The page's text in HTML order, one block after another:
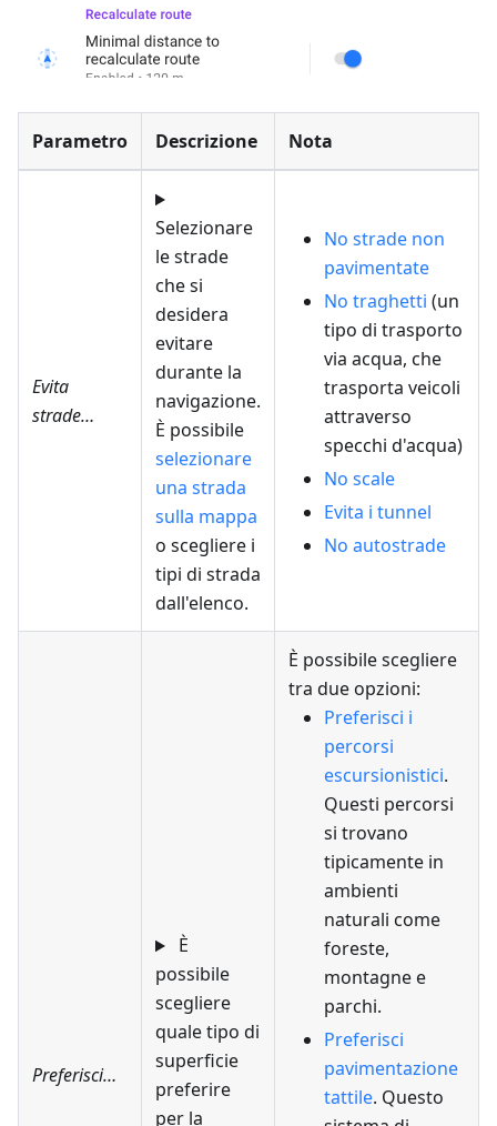
Parametro Descrizione Nota
Evita
strade…
Selezionare
le strade
che si
desidera
evitare
durante la
navigazione.
È possibile
selezionare
una strada
sulla mappa
o scegliere i
tipi di strada
dall'elenco.
No strade non
pavimentate
No traghetti (un
tipo di trasporto
via acqua, che
trasporta veicoli
attraverso
specchi d'acqua)
No scale
Evita i tunnel
No autostrade
Preferisci…
È
possibile
scegliere
quale tipo di
superficie
preferire
per la
È possibile scegliere
tra due opzioni:
Preferisci i
percorsi
escursionistici.
Questi percorsi
si trovano
tipicamente in
ambienti
naturali come
foreste,
montagne e
parchi.
Preferisci
pavimentazione
tattile. Questo